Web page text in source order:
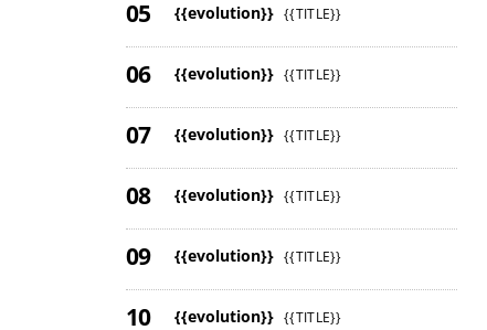
{{evolution}} {{TITLE}}
{{evolution}} {{TITLE}}
{{evolution}} {{TITLE}}
{{evolution}} {{TITLE}}
{{evolution}} {{TITLE}}
{{evolution}} {{TITLE}}